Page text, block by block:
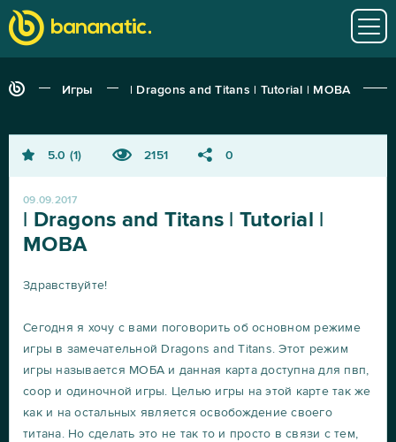
Игры | Dragons and Titans | Tutorial | MOBA
5.0 1 2151 0
09.09.2017
| Dragons and Titans | Tutorial |
MOBA
Здравствуйте!
Сегодня я хочу с вами поговорить об основном режиме
игры в замечательной Dragons and Titans. Этот режим
игры называется МОБА и данная карта доступна для пвп,
соор и одиночной игры. Целью игры на этой карте так же
как и на остальных является освобождение своего
титана. Но сделать это не так то и просто в связи с тем,